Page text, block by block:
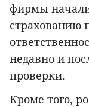
фирмы
страхованию
недавно и
проверки.
Кроме того,